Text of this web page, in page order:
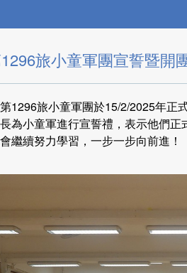
旅小童軍團宣誓暨開
1296旅小童軍團於15/2/2025年正
為小童軍進行宣誓禮，表示他們
繼續努力學習，一步一步向前進！